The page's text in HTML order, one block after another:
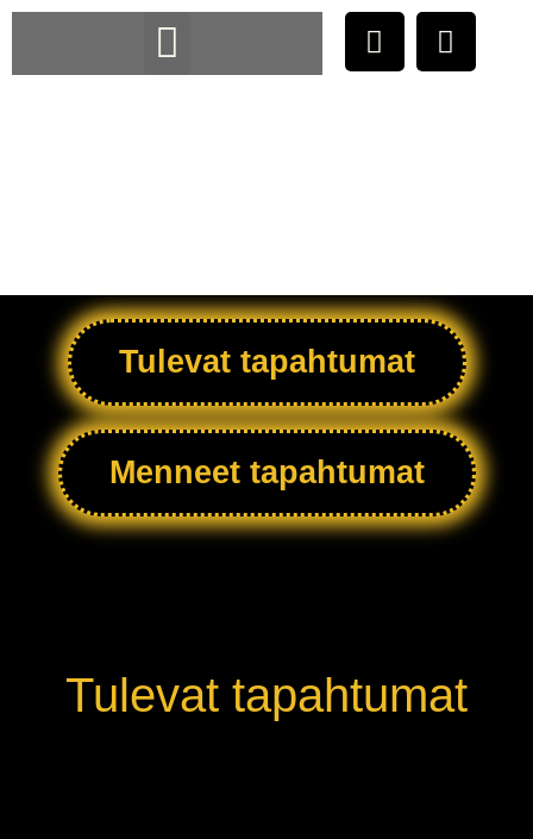
Tulevat tapahtumat
Menneet tapahtumat
Tulevat tapahtumat